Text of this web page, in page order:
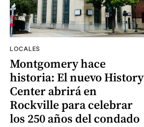
LOCALES
Montgomery hace
historia: El nuevo History
Center abrirá en
Rockville para celebrar
los 250 años del condado